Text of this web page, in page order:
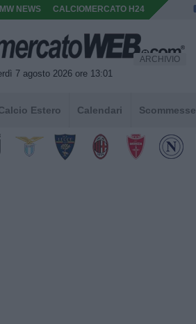
NEWS CALCIOMERCATO H24
7 agosto 2026 ore 13:01
ARCHIVIO
Estero Calendari Scommesse